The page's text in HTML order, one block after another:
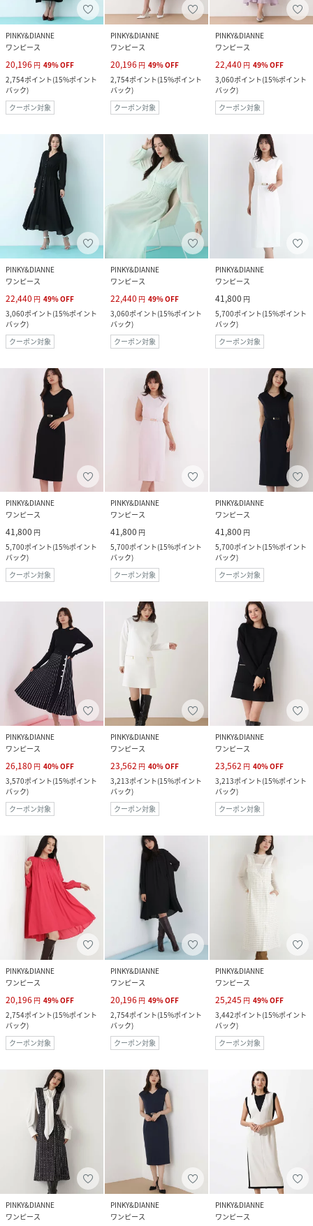
PINKY&DIANNE
ワンピース
20,196 円 49%OFF
2,754ポイント(15%ポイント
バック)
クーポン対象
PINKY&DIANNE
ワンピース
20,196 円 49%OFF
2,754ポイント(15%ポイント
バック)
クーポン対象
PINKY&DIANNE
ワンピース
22,440 円 49%OFF
3,060ポイント(15%ポイント
バック)
クーポン対象
PINKY&DIANNE
ワンピース
22,440 円 49%OFF
3,060ポイント(15%ポイント
バック)
クーポン対象
PINKY&DIANNE
ワンピース
22,440 円 49%OFF
3,060ポイント(15%ポイント
バック)
クーポン対象
PINKY&DIANNE
ワンピース
41,800 円
5,700ポイント(15%ポイント
バック)
クーポン対象
PINKY&DIANNE
ワンピース
41,800 円
5,700ポイント(15%ポイント
バック)
クーポン対象
PINKY&DIANNE
ワンピース
41,800 円
5,700ポイント(15%ポイント
バック)
クーポン対象
PINKY&DIANNE
ワンピース
41,800 円
5,700ポイント(15%ポイント
バック)
クーポン対象
PINKY&DIANNE
ワンピース
26,180 円 40%OFF
3,570ポイント(15%ポイント
バック)
クーポン対象
PINKY&DIANNE
ワンピース
23,562 円 40%OFF
3,213ポイント(15%ポイント
バック)
クーポン対象
PINKY&DIANNE
ワンピース
23,562 円 40%OFF
3,213ポイント(15%ポイント
バック)
クーポン対象
PINKY&DIANNE
ワンピース
20,196 円 49%OFF
2,754ポイント(15%ポイント
バック)
クーポン対象
PINKY&DIANNE
ワンピース
20,196 円 49%OFF
2,754ポイント(15%ポイント
バック)
クーポン対象
PINKY&DIANNE
ワンピース
25,245 円 49%OFF
3,442ポイント(15%ポイント
バック)
クーポン対象
PINKY&DIANNE
ワンピース
PINKY&DIANNE
ワンピース
PINKY&DIANNE
ワンピース